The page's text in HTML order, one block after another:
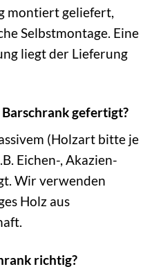
montiert geliefert,
Selbstmontage. Eine
liegt der Lieferung
gefertigt?
(Holzart bitte je
Eichen-, Akazien-
Wir verwenden
Holz aus
richtig?